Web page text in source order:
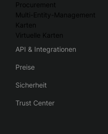
Procurement
Multi-Entity-Management
Karten
Virtuelle Karten
API & Integrationen
Preise
Sicherheit
Trust Center